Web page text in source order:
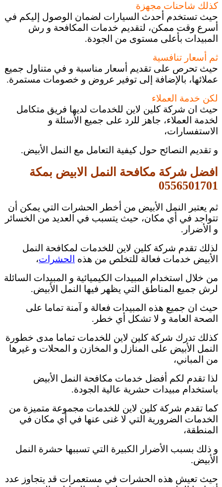
كذلك شاحنات مجهزة
حيث تستخدم أحدث السيارات لضمان الوصول إليكم في
أسرع وقت ممكن، لتقديم خدمات المكافحة و رش
المبيدات بأعلى مستوى من الجودة.
ثم أسعار تنافسية
حيث تحرص على تقديم أسعار مناسبة و في متناول جميع
عملائها، بالإضافة إلى توفير عروض و خصومات مستمرة.
لكن خدمة العملاء
حيث ان شركة كلين لاين للخدمات لديها فريق متكامل
لخدمة العملاء، جاهز للرد على جميع الأسئلة و
الاستفسارات،
و تقديم النصائح حول كيفية التعامل مع النمل الأبيض.
افضل شركة مكافحة النمل الابيض بمكة
0556501701
ثم يعتبر النمل الأبيض من أخطر الحشرات التي يمكن أن
تتواجد في أي مكان، حيث يتسبب في العديد من الخسائر
و الأضرار.
لذلك تقدم شركة كلين لاين للخدمات لمكافحة النمل
الأبيض خدمات فعالة للتخلص من هذه الحشرات،
من خلال استخدام المبيدات الكيميائية و المبيدات السائلة
لرش جميع المناطق التي يظهر فيها النمل الأبيض.
حيث ان جميع هذه المبيدات فعالة و آمنة تماما على
الصحة العامة و لا تشكل أي خطر.
كذلك تدرك شركة كلين لاين للخدمات تماما مدى خطورة
النمل الأبيض على المنازل و المخازن و المحلات و غيرها
من المباني،
لذا تقدم لكم أفضل خدمات مكافحة النمل الأبيض
باستخدام مبيدات حشرية عالية الجودة.
كما تقدم شركة كلين لاين للخدمات مجموعة متميزة من
الخدمات الضرورية التي لا غنى عنها في أي مكان في
المنطقة،
و ذلك بسبب الأضرار الكبيرة التي تسببها حشرة النمل
الأبيض.
حيث تعيش هذه الحشرات في مستعمرات قد يتجاوز عدد